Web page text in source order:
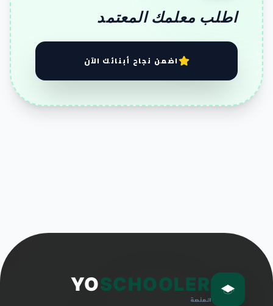
اطلب معلمك المعتمد
اضمن نجاح أبنائك الآن
YOSCHOOLER
المنصة